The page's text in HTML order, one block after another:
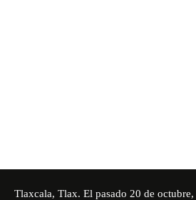
Tlaxcala, Tlax. El pasado 20 de